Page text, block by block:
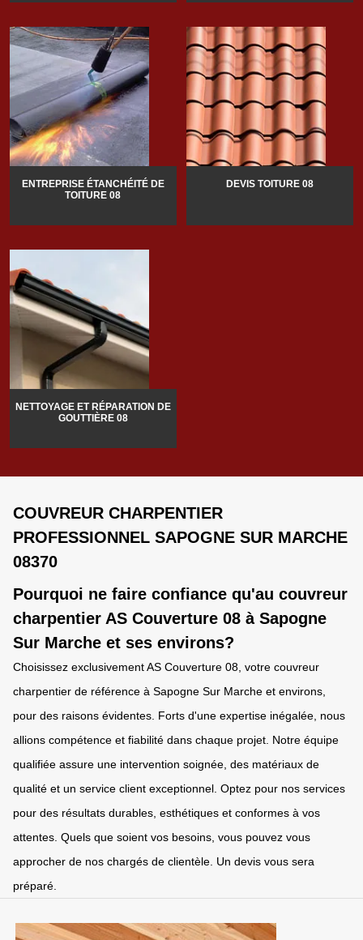
ENTREPRISE ÉTANCHÉITÉ DE
TOITURE 08
DEVIS TOITURE 08
NETTOYAGE ET RÉPARATION DE
GOUTTIÈRE 08
COUVREUR CHARPENTIER
PROFESSIONNEL SAPOGNE SUR MARCHE
08370
Pourquoi ne faire confiance qu'au couvreur
charpentier AS Couverture 08 à Sapogne
Sur Marche et ses environs?
Choisissez exclusivement AS Couverture 08, votre couvreur
charpentier de référence à Sapogne Sur Marche et environs,
pour des raisons évidentes. Forts d'une expertise inégalée, nous
allions compétence et fiabilité dans chaque projet. Notre équipe
qualifiée assure une intervention soignée, des matériaux de
qualité et un service client exceptionnel. Optez pour nos services
pour des résultats durables, esthétiques et conformes à vos
attentes. Quels que soient vos besoins, vous pouvez vous
approcher de nos chargés de clientèle. Un devis vous sera
préparé.